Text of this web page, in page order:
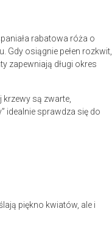
rabatowa róża o
Gdy osiągnie pełen rozkwit,
zapewniają długi okres
krzewy są zwarte,
idealnie sprawdza się do
piękno kwiatów, ale i